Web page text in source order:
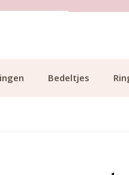
Bedeltjes